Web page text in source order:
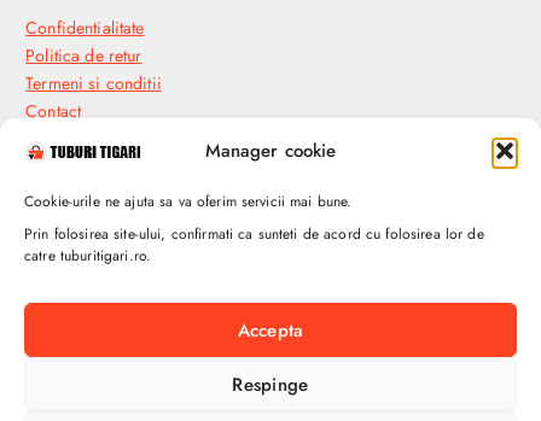
Manager cookie
Cookie-urile ne ajuta sa va oferim servicii mai bune.
Prin folosirea site-ului, confirmati ca sunteti de acord cu folosirea lor de
catre tuburitigari.ro.
Accepta
Respinge
Confidentialitate
Politica de retur
Termeni si conditii
Contact
Industial Plants and Seeds SRL
Soseaua Bucuresti-Urziceni, Nr. 67A